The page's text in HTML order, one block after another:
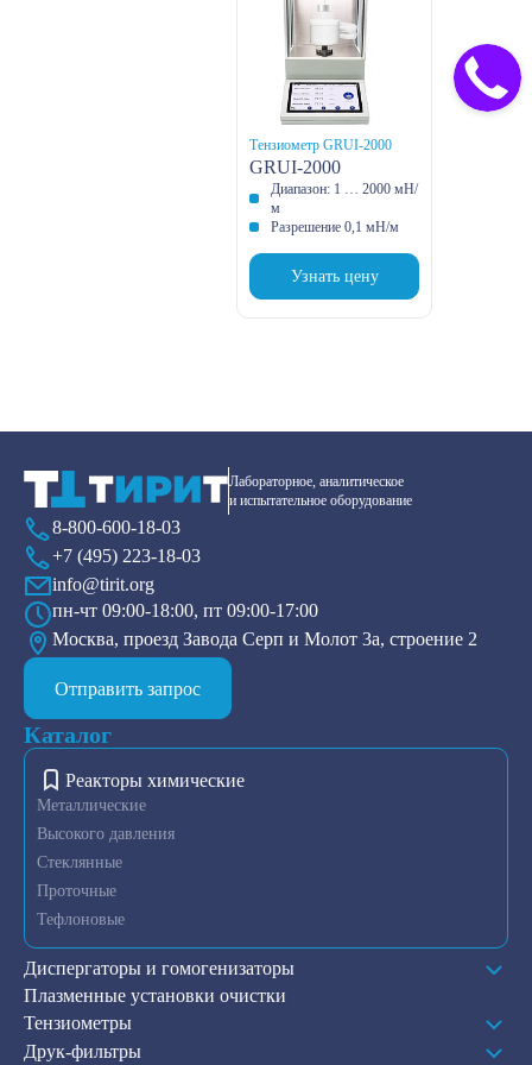
Тензиометр GRUI-2000
GRUI-2000
Диапазон: 1 … 2000 мН/
м
Разрешение 0,1 мН/м
Узнать цену
Лабораторное, аналитическое
и испытательное оборудование
8-800-600-18-03
+7 (495) 223-18-03
info@tirit.org
пн-чт 09:00-18:00, пт 09:00-17:00
Москва, проезд Завода Серп и Молот 3а, строение 2
Отправить запрос
Каталог
Реакторы химические
Металлические
Высокого давления
Стеклянные
Проточные
Тефлоновые
Диспергаторы и гомогенизаторы
Плазменные установки очистки
Тензиометры
Друк-фильтры